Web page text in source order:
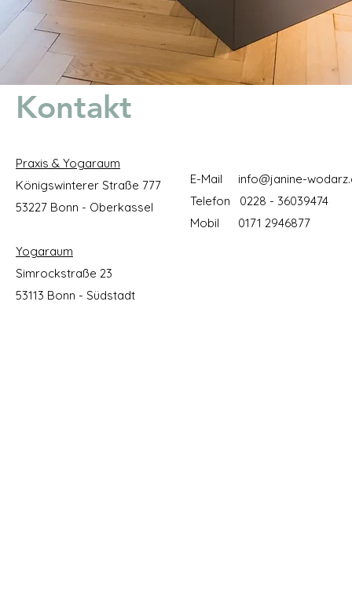
Kontakt
Praxis & Yogaraum
Königswinterer Straße 777
53227 Bonn - Oberkassel
Yogaraum
Simrockstraße 23
53113 Bonn - Südstadt
E-Mail info@janine-
Telefon 0228 - 36039474
Mobil 0171 2946877